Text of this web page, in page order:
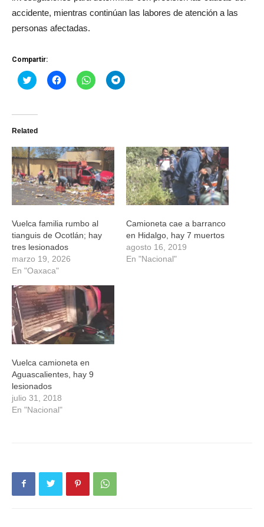
accidente, mientras continúan las labores de atención a las
personas afectadas.
Compartir:
Haz
clic
Twitter
abre
una
ventana
nueva)
Haz
clic
una
ventana
nueva)
Haz
clic
una
ventana
nueva)
Haz
clic
una
ventana
nueva)
Related
Vuelca familia rumbo al
tianguis de Ocotlán; hay
tres lesionados
marzo 19, 2026
En "Oaxaca"
Camioneta cae a barranco
en Hidalgo, hay 7 muertos
agosto 16, 2019
En "Nacional"
Vuelca camioneta en
Aguascalientes, hay 9
lesionados
julio 31, 2018
En "Nacional"